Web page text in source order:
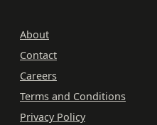
About
Contact
Careers
Terms and Conditions
Privacy Policy